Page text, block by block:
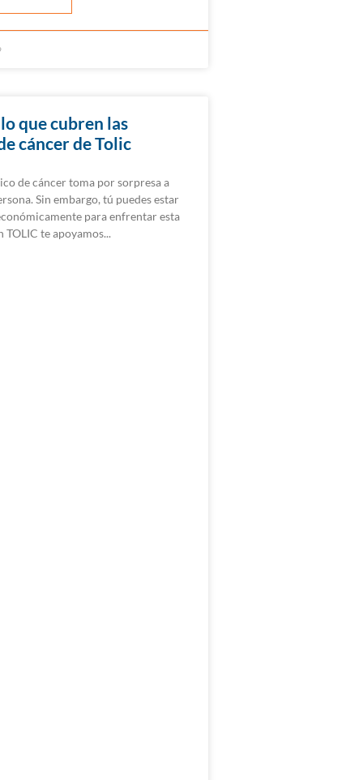
que cubren las
cáncer de Tolic
de cáncer toma por sorpresa a
Sin embargo, tú puedes estar
para enfrentar esta
TOLIC te apoyamos